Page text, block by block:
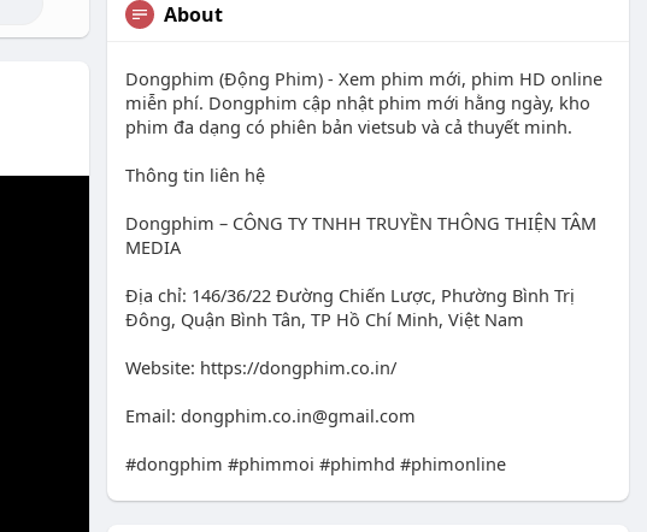
About
Dongphim (Động Phim) - Xem phim mới, phim HD online
miễn phí. Dongphim cập nhật phim mới hằng ngày, kho
phim đa dạng có phiên bản vietsub và cả thuyết minh.
Thông tin liên hệ
Dongphim – CÔNG TY TNHH TRUYỀN THÔNG THIỆN TÂM
MEDIA
Địa chỉ: 146/36/22 Đường Chiến Lược, Phường Bình Trị
Đông, Quận Bình Tân, TP Hồ Chí Minh, Việt Nam
Website: https://dongphim.co.in/
Email: dongphim.co.in@gmail.com
#dongphim #phimmoi #phimhd #phimonline